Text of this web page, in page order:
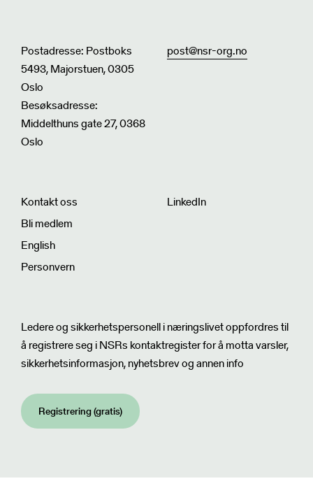
Postadresse: Postboks
5493, Majorstuen, 0305
Oslo
Besøksadresse:
Middelthuns gate 27, 0368
Oslo
post@nsr-org.no
Kontakt oss
Bli medlem
English
Personvern
LinkedIn
Nyhetsbrev
Ledere og sikkerhetspersonell i næringslivet oppfordres til
å registrere seg i NSRs kontaktregister for å motta varsler,
sikkerhetsinformasjon, nyhetsbrev og annen info
Registrering (gratis)